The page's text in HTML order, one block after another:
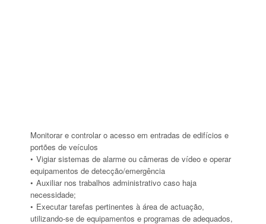
Monitorar e controlar o acesso em entradas de edifícios e
portões de veículos
Vigiar sistemas de alarme ou câmeras de vídeo e operar
equipamentos de detecção/emergência
Auxiliar nos trabalhos administrativo caso haja
necessidade;
Executar tarefas pertinentes à área de actuação,
utilizando-se de equipamentos e programas de adequados,